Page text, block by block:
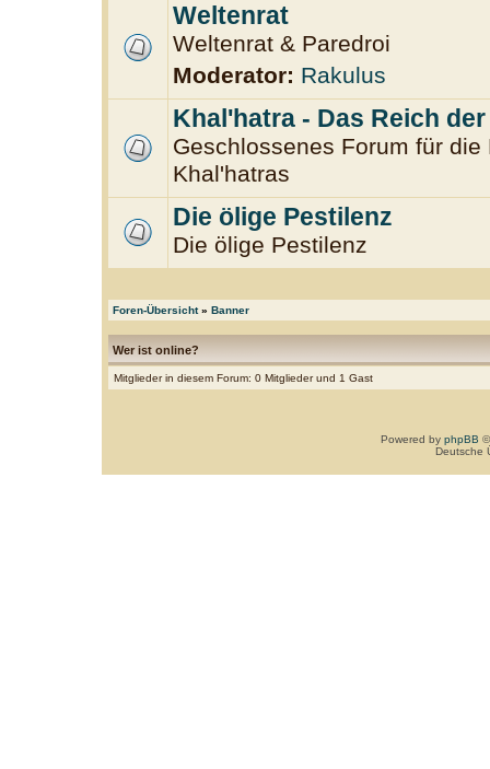
Weltenrat
Weltenrat & Paredroi
Moderator: Rakulus
Khal'hatra - Das Reich
Geschlossenes Forum für die
Khal'hatras
Die ölige Pestilenz
Die ölige Pestilenz
Foren-Übersicht» Banner
Wer ist online?
Mitglieder in diesem Forum: 0 Mitglieder und 1 Gast
Powered by phpBB
Deutsche